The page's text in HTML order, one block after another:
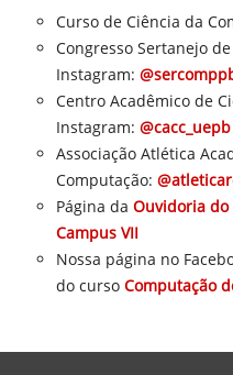
Curso de Ciência da
Congresso Sertanejo
Instagram:
Centro Acadêmico de
Instagram: @cacc_uepb
Associação Atlética
Computação:
Página da Ouvidoria do
Campus VII
Nossa página no
do curso Computação